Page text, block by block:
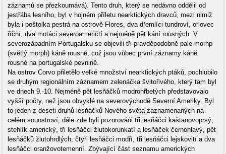
záznamů se přezkoumává). Tento druh, který se nedávno oddělil od
jestřába lesního, byl v hojném příletu nearktických dravců, mezi nimiž
byla i poštolka pestrá na ostrově Flores, dva dřemlíci tundroví, orlovec
říční, dva motáci severoameričtí a nejméně pět kání rousných. V
severozápadním Portugalsku se objevili tři pravděpodobně pale-morhp
(světlý morph) káně rousné, což jsou vůbec první záznamy káně
rousné na portugalské pevnině.
Na ostrov Corvo přiletělo velké množství nearktických ptáků, pochlubilo
se druhým regionálním záznamem zelenáčka švitořivého, který tam byl
ve dnech 9.-10. Nejméně pět lesňáčků modrohřbetých představovalo
vyšší počty, než jsou obvyklé na severovýchodě Severní Ameriky. Byl
to jeden z deseti druhů lesňáčků Nového světa zaznamenaných na
celém souostroví, dále zde byli pozorováni tři lesňáčci kaštanovoprsý,
stehlík americký, tři lesňáčci žlutokorunkatí a lesňáček černohlavý, pět
lesňáčků žlutohrdlých, čtyři lesňáčci modří, tři lesňáčci lejskovití a dva
lesňáčci oranžovotemenní. Zbývající část seznamu amerických